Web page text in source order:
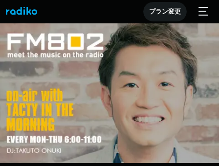
プラン変更